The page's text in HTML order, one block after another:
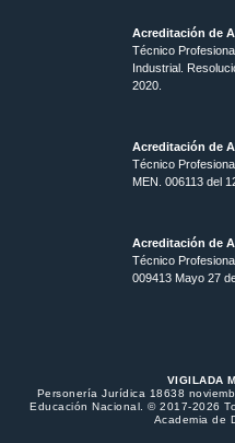
Acreditación de
Técnico
Industrial.
2020.
Acreditación de
Técnico
MEN. 006113 del
Acreditación de
Técnico
009413 Mayo 27
VIGILADA
Personería Jurídica 18638
Educación Nacional. © 2017-2026
Academia de